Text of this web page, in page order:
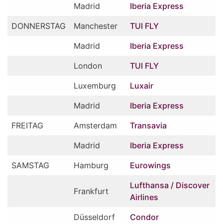
Madrid
Iberia Express
DONNERSTAG
Manchester TUI FLY
Madrid
Iberia Express
London
TUI FLY
Luxemburg
Luxair
Madrid
Iberia Express
FREITAG
Amsterdam Transavia
Madrid
Iberia Express
SAMSTAG
Hamburg Eurowings
Frankfurt
Lufthansa / Discover
Airlines
Düsseldorf Condor